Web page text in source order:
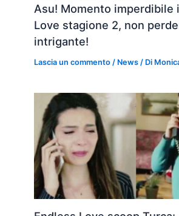
Asu! Momento imperdibile
Love stagione 2, non
intrigante!
Lascia un commento / News / Di